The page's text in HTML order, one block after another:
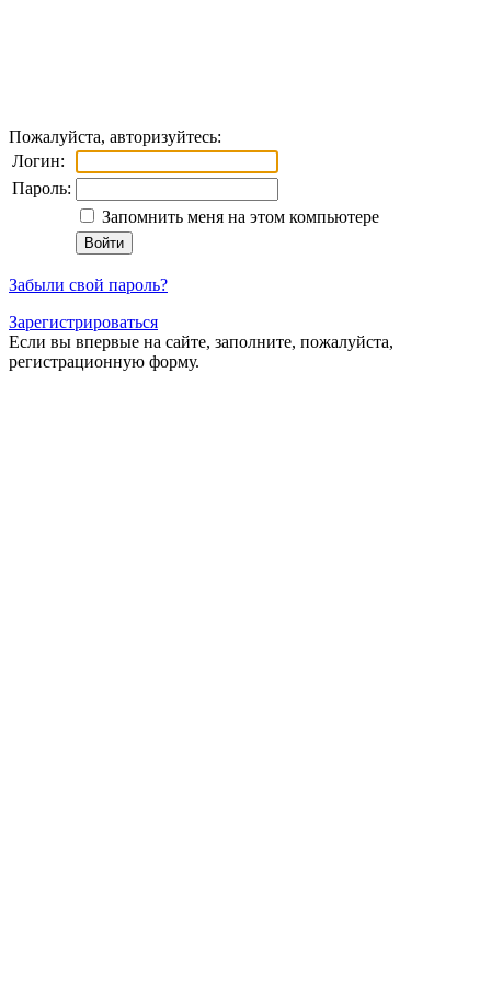
Пожалуйста, авторизуйтесь:
Логин:
Пароль:
Запомнить меня на этом компьютере
Забыли свой пароль?
Зарегистрироваться
Если вы впервые на сайте, заполните, пожалуйста,
регистрационную форму.